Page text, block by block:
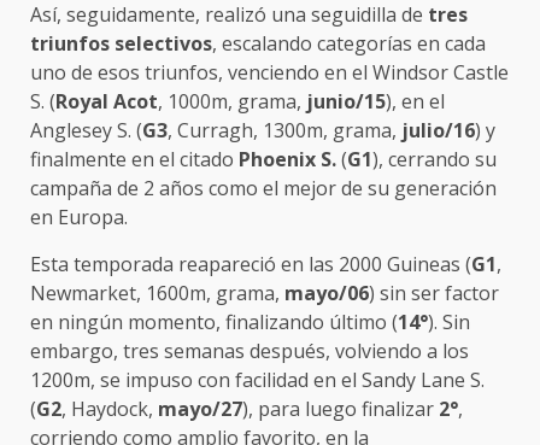
Así, seguidamente, realizó una seguidilla de tres
triunfos selectivos, escalando categorías en cada
uno de esos triunfos, venciendo en el Windsor Castle
S. (Royal Acot, 1000m, grama, junio/15), en el
Anglesey S. (G3, Curragh, 1300m, grama, julio/16) y
finalmente en el citado Phoenix S.(G1), cerrando su
campaña de 2 años como el mejor de su generación
en Europa.
Esta temporada reapareció en las 2000 Guineas (G1,
Newmarket, 1600m, grama, mayo/06) sin ser factor
en ningún momento, finalizando último (14°). Sin
embargo, tres semanas después, volviendo a los
1200m, se impuso con facilidad en el Sandy Lane S.
(G2, Haydock, mayo/27), para luego finalizar 2°,
corriendo como amplio favorito, en la